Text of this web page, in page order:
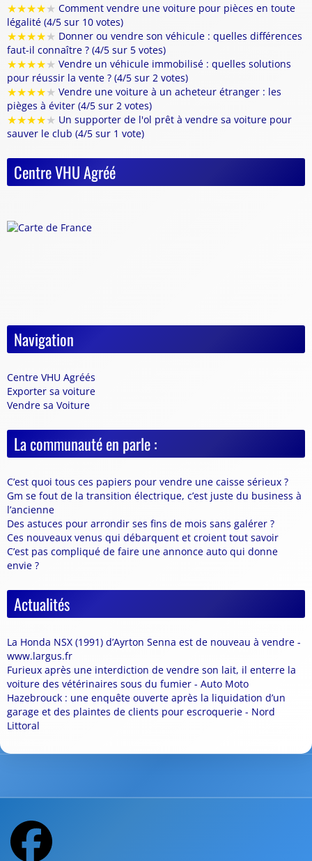
★★★★★ Comment vendre une voiture pour pièces en toute
légalité (4/5 sur 10 votes)
★★★★★ Donner ou vendre son véhicule : quelles différences
faut-il connaître ? (4/5 sur 5 votes)
★★★★★ Vendre un véhicule immobilisé : quelles solutions
pour réussir la vente ? (4/5 sur 2 votes)
★★★★★ Vendre une voiture à un acheteur étranger : les
pièges à éviter (4/5 sur 2 votes)
★★★★★ Un supporter de l'ol prêt à vendre sa voiture pour
sauver le club (4/5 sur 1 vote)
Centre VHU Agréé
Navigation
Centre VHU Agréés
Exporter sa voiture
Vendre sa Voiture
La communauté en parle :
C’est quoi tous ces papiers pour vendre une caisse sérieux ?
Gm se fout de la transition électrique, c’est juste du business à
l’ancienne
Des astuces pour arrondir ses fins de mois sans galérer ?
Ces nouveaux venus qui débarquent et croient tout savoir
C’est pas compliqué de faire une annonce auto qui donne
envie ?
Actualités
La Honda NSX (1991) d’Ayrton Senna est de nouveau à vendre -
www.largus.fr
Furieux après une interdiction de vendre son lait, il enterre la
voiture des vétérinaires sous du fumier - Auto Moto
Hazebrouck : une enquête ouverte après la liquidation d’un
garage et des plaintes de clients pour escroquerie - Nord
Littoral